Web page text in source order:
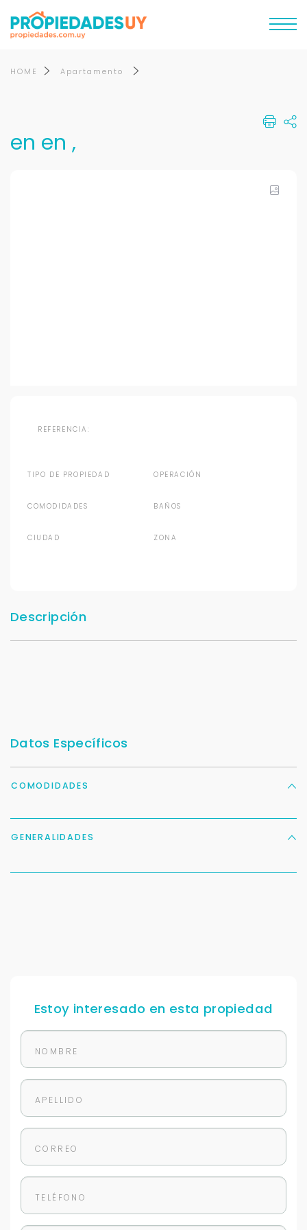
HOME Apartamento
en en ,
REFERENCIA:
TIPO DE PROPIEDAD OPERACIÓN
COMODIDADES BAÑOS
CIUDAD ZONA
Descripción
Datos Específicos
COMODIDADES
GENERALIDADES
Estoy interesado en esta propiedad